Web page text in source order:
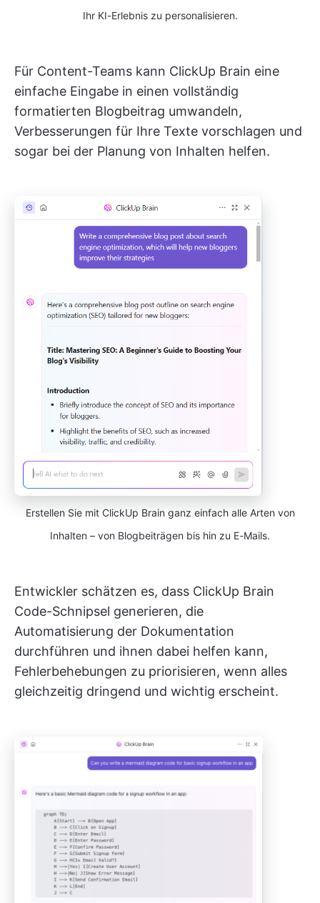
Ihr KI-Erlebnis zu personalisieren.
Für Content-Teams kann ClickUp Brain eine
einfache Eingabe in einen vollständig
formatierten Blogbeitrag umwandeln,
Verbesserungen für Ihre Texte vorschlagen und
sogar bei der Planung von Inhalten helfen.
Erstellen Sie mit ClickUp Brain ganz einfach alle Arten von
Inhalten – von Blogbeiträgen bis hin zu E-Mails.
Entwickler schätzen es, dass ClickUp Brain
Code-Schnipsel generieren, die
Automatisierung der Dokumentation
durchführen und ihnen dabei helfen kann,
Fehlerbehebungen zu priorisieren, wenn alles
gleichzeitig dringend und wichtig erscheint.